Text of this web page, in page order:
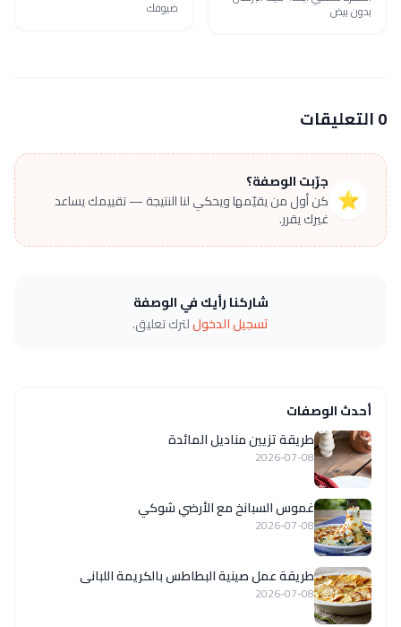
بدون بيض ضيوفك
0 التعليقات
⭐
جرّبت الوصفة؟
كن أول من يقيّمها ويحكي لنا النتيجة — تقييمك يساعد
غيرك يقرر.
شاركنا رأيك في الوصفة
تسجيل الدخوللترك تعليق.
أحدث الوصفات
طريقة تزيين مناديل المائدة
2026-07-08
غموس السبانخ مع الأرضي شوكي
2026-07-08
طريقة عمل صينية البطاطس بالكريمة اللبانى
2026-07-08